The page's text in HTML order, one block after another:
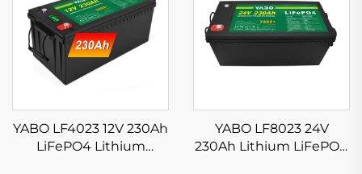
Bike, Scooter, at EV
System
Systems, Golf Carts
YABO LF4023 12V 230Ah
LiFePO4 Lithium
YABO LF8023 24V
230Ah Lithium LiFePO4